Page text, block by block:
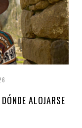
ALOJARSE